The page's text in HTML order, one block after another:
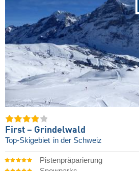
First – Grindelwald
Top-Skigebiet in der Schweiz
Pistenpräparierung